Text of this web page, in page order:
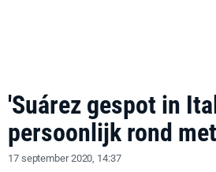
'Suárez gespot in
persoonlijk rond
17 september 2020, 14:37